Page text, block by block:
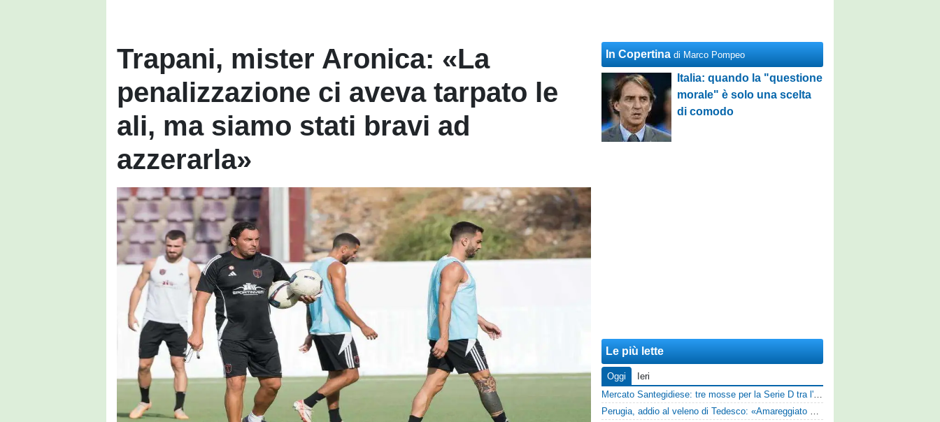
Trapani, mister Aronica: «La
penalizzazione ci aveva tarpato le
ali, ma siamo stati bravi ad
azzerarla»
In Copertina di Marco Pompeo
Italia: quando la "questione
morale" è solo una scelta
di comodo
Le più lette
Oggi
Ieri
Mercato Santegidiese: tre mosse per la Serie D tra l'ingaggio di Diakhate e due rinnovi chiave
Perugia, addio al veleno di Tedesco: «Amareggiato dalle parole di Alessandro Gaucci, mi hanno ferito umanamente»